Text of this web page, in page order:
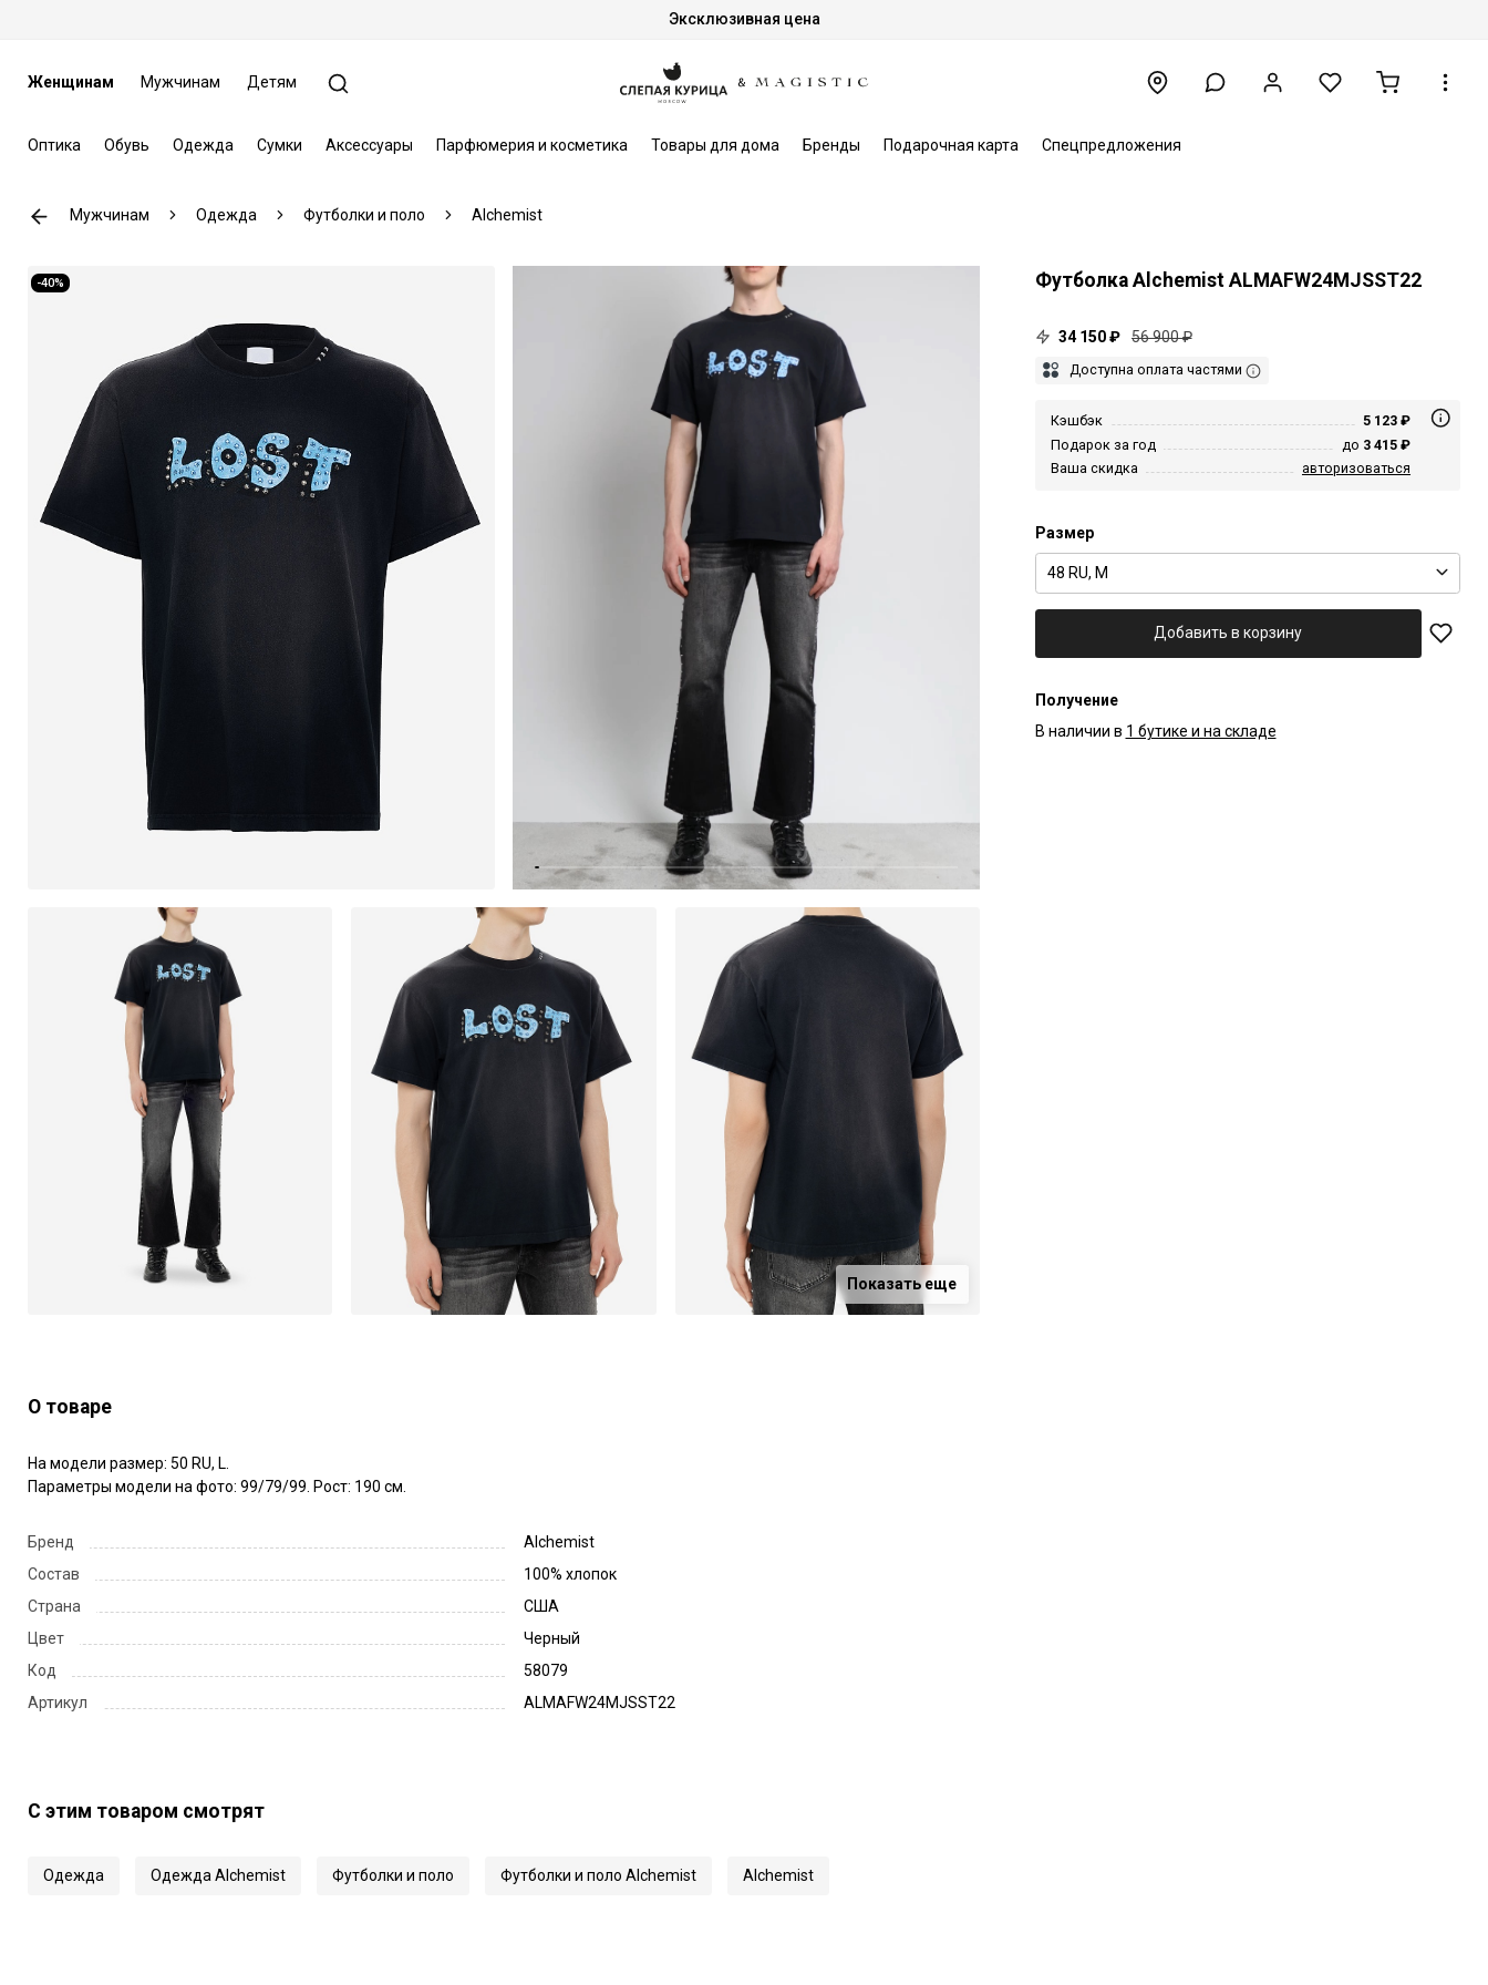
Эксклюзивная цена
Женщинам Мужчинам Детям
Оптика Обувь Одежда Сумки Аксессуары Парфюмерия и косметика Товары для дома Бренды Подарочная карта Спецпредложения
Мужчинам Одежда Футболки и поло Alchemist
-40%
Показать еще
Футболка Alchemist ALMAFW24MJSST22
34 150 ₽ 56 900 ₽
Доступна оплата частями
Кэшбэк
5 123 ₽
Подарок за год
до 3 415 ₽
Ваша скидка
авторизоваться
Размер
48 RU, M
Добавить в корзину
Получение
В наличии в 1 бутике и на складе
О товаре
На модели размер: 50 RU, L.
Параметры модели на фото: 99/79/99. Рост: 190 см.
Бренд
Alchemist
Состав
100% хлопок
Страна
США
Цвет
Черный
Код
58079
Артикул
ALMAFW24MJSST22
С этим товаром смотрят
Одежда Одежда Alchemist Футболки и поло Футболки и поло Alchemist Alchemist